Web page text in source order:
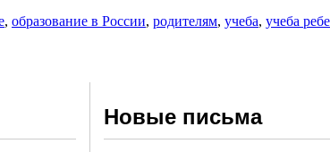
, образование в России, родителям, учеба, учеба
Новые письма